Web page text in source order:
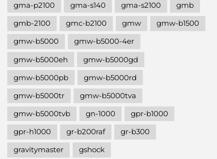
gma-p2100
gma-s140 gma-s2100
gmb
gmb-2100
gmc-b2100 gmw
gmw-b1500
gmw-b5000
gmw-b5000-4er
gmw-b5000eh
gmw-b5000gd
gmw-b5000pb
gmw-b5000rd
gmw-b5000tr
gmw-b5000tva
gmw-b5000tvb
gn-1000
gpr-b1000
gpr-h1000
gr-b200raf
gr-b300
gravitymaster
gshock